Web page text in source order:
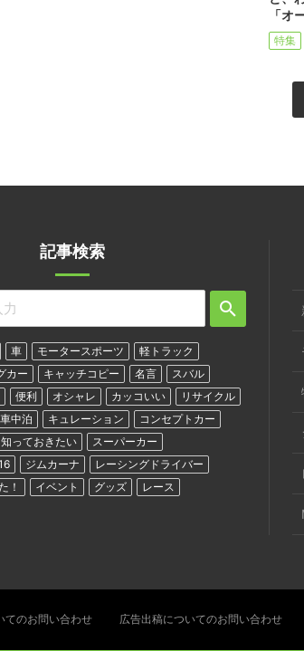
「オ
特集
記事検索
車 モータースポーツ
軽トラック
カー キャッチコピー 名言
スバル
便利 オシャレ カッコいい
リサイクル
車中泊 キュレーション
コンセプトカー
知っておきたい
スーパーカー
ジムカーナ
レーシングドライバー
！ イベント グッズ レース
てのお問い合わせ 広告出稿についてのお問い合わせ